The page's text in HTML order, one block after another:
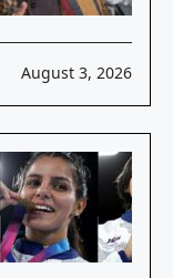
August 3, 2026